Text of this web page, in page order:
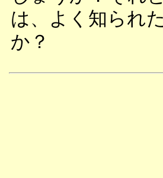
は、よく知られ
か？